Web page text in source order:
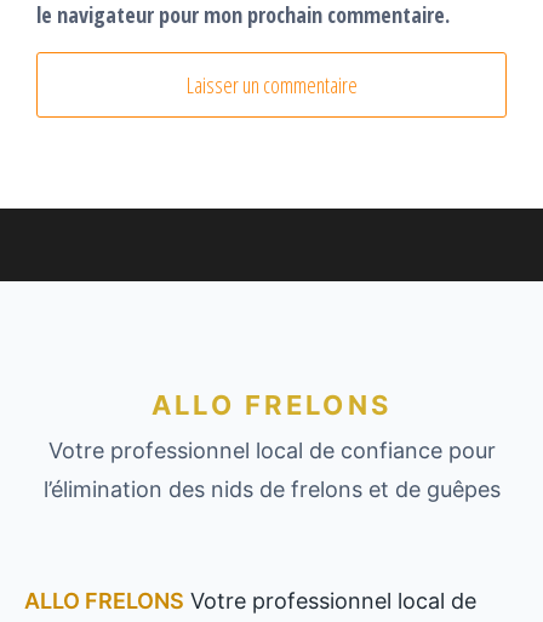
le navigateur pour mon prochain commentaire.
ALLO FRELONS
Votre professionnel local de confiance pour
l’élimination des nids de frelons et de guêpes
ALLO FRELONS Votre professionnel local de